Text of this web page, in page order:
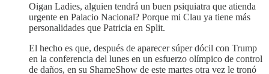
Oigan Ladies, alguien tendrá un buen psiquiatra que atienda
urgente en Palacio Nacional? Porque mi Clau ya tiene más
personalidades que Patricia en Split.
El hecho es que, después de aparecer súper dócil con Trump
en la conferencia del lunes en un esfuerzo olímpico de control
de daños, en su ShameShow de este martes otra vez le tronó